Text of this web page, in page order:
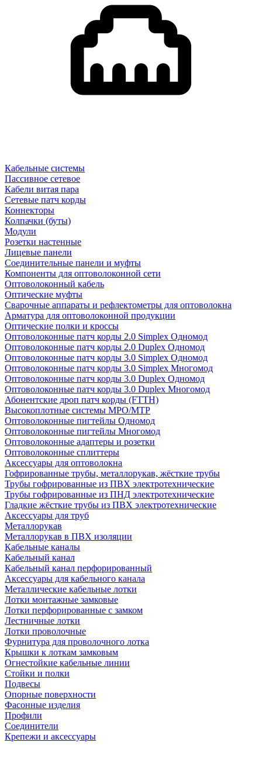
Кабельные системы
Пассивное сетевое
Кабели витая пара
Сетевые патч корды
Коннекторы
Колпачки (буты)
Модули
Розетки настенные
Лицевые панели
Соединительные панели и муфты
Компоненты для оптоволоконной сети
Оптоволоконный кабель
Оптические муфты
Сварочные аппараты и рефлектометры для оптоволокна
Арматура для оптоволоконной продукции
Оптические полки и кроссы
Оптоволоконные патч корды 2.0 Simplex Одномод
Оптоволоконные патч корды 2.0 Duplex Одномод
Оптоволоконные патч корды 3.0 Simplex Одномод
Оптоволоконные патч корды 3.0 Simplex Многомод
Оптоволоконные патч корды 3.0 Duplex Одномод
Оптоволоконные патч корды 3.0 Duplex Многомод
Абонентские дроп патч корды (FTTH)
Высокоплотные системы MPO/MTP
Оптоволоконные пигтейлы Одномод
Оптоволоконные пигтейлы Многомод
Оптоволоконные адаптеры и розетки
Оптоволоконные сплиттеры
Аксессуары для оптоволокна
Гофрированные трубы, металлорукав, жёсткие трубы
Трубы гофрированные из ПВХ электротехнические
Трубы гофрированные из ПНД электротехнические
Гладкие жёсткие трубы из ПВХ электротехнические
Аксессуары для труб
Металлорукав
Металлорукав в ПВХ изоляции
Кабельные каналы
Кабельный канал
Кабельный канал перфорированный
Аксессуары для кабельного канала
Металлические кабельные лотки
Лотки монтажные замковые
Лотки перфорированные с замком
Лестничные лотки
Лотки проволочные
Фурнитура для проволочного лотка
Крышки к лоткам замковым
Огнестойкие кабельные линии
Стойки и полки
Подвесы
Опорные поверхности
Фасонные изделия
Профили
Соединители
Крепежи и аксессуары